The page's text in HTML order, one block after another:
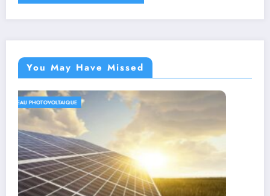
You May Have Missed
PANNEAU PHOTOVOLTAIQUE